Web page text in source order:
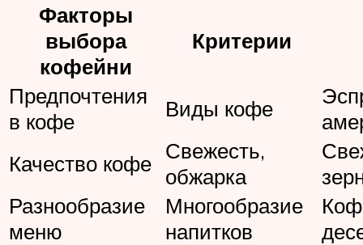
Факторы
выбора
кофейни
Критерии
Предпочтения
в кофе
Виды кофе
Качество кофе Свежесть,
обжарка
Разнообразие
меню
Многообразие
напитков